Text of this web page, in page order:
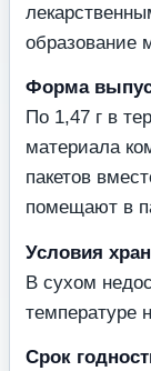
образование
Форма
По 1,47 г в
материала
пакетов
помещают в
Условия
В сухом
температуре
Срок